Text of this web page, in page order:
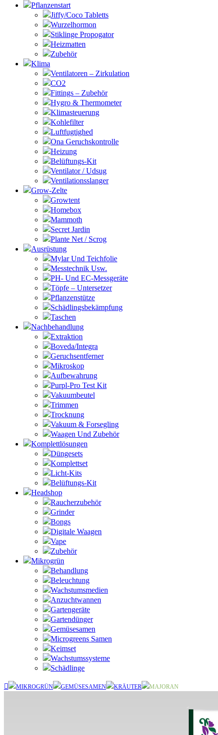
Pflanzenstart
Jiffy/Coco Tabletts
Wurzelhormon
Stiklinge Propogator
Heizmatten
Zubehör
Klima
Ventilatoren – Zirkulation
CO2
Fittings – Zubehör
Hygro & Thermometer
Klimasteuerung
Kohlefilter
Luftfugtighed
Ona Geruchskontrolle
Heizung
Belüftungs-Kit
Ventilator / Udsug
Ventilationsslanger
Grow-Zelte
Growtent
Homebox
Mammoth
Secret Jardin
Plante Net / Scrog
Ausrüstung
Mylar Und Teichfolie
Messtechnik Usw.
PH- Und EC-Messgeräte
Töpfe – Untersetzer
Pflanzenstütze
Schädlingsbekämpfung
Taschen
Nachbehandlung
Extraktion
Boveda/Integra
Geruchsentferner
Mikroskop
Aufbewahrung
Purpl-Pro Test Kit
Vakuumbeutel
Trimmen
Trocknung
Vakuum & Forsegling
Waagen Und Zubehör
Komplettlösungen
Düngesets
Komplettset
Licht-Kits
Belüftungs-Kit
Headshop
Raucherzubehör
Grinder
Bongs
Digitale Waagen
Vape
Zubehör
Mikrogrün
Behandlung
Beleuchtung
Wachstumsmedien
Anzuchtwannen
Gartengeräte
Gartendünger
Gemüsesamen
Microgreens Samen
Keimset
Wachstumssysteme
Schädlinge
MIKROGRÜN GEMÜSESAMEN KRÄUTER MAJORAN